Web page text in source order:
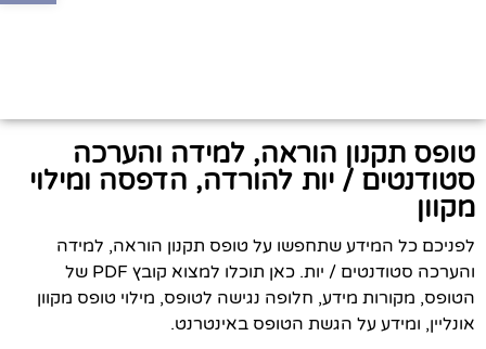
טופס תקנון הוראה, למידה והערכה
סטודנטים / יות להורדה, הדפסה ומילוי
מקוון
לפניכם כל המידע שתחפשו על טופס תקנון הוראה, למידה
והערכה סטודנטים / יות. כאן תוכלו למצוא קובץ PDF של
הטופס, מקורות מידע, חלופה נגישה לטופס, מילוי טופס מקוון
אונליין, ומידע על הגשת הטופס באינטרנט.